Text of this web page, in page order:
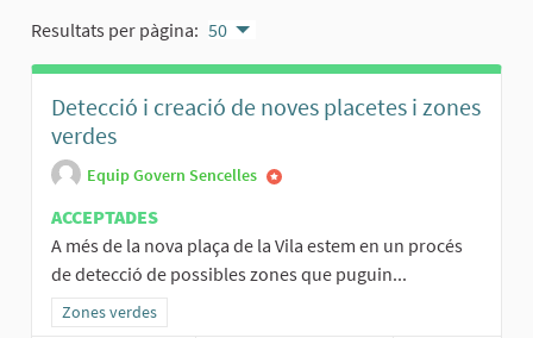
Resultats per pàgina: 50
Detecció i creació de noves placetes i zones
verdes
Equip Govern Sencelles
ACCEPTADES
A més de la nova plaça de la Vila estem en un procés
de detecció de possibles zones que puguin...
Resultats al filtrar per la categoria: Zones verdes
Zones verdes